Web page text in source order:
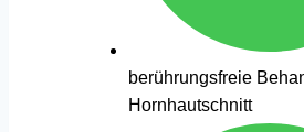
berührungsfreie
Hornhautschnitt